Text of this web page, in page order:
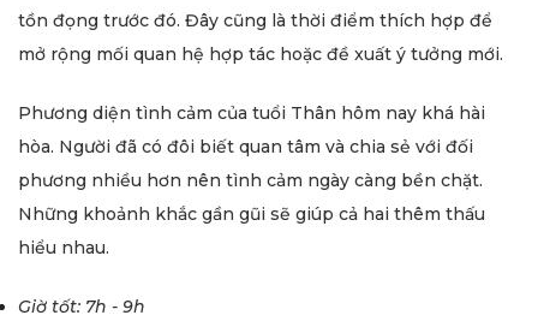
tồn đọng trước đó. Đây cũng là thời điểm thích hợp để
mở rộng mối quan hệ hợp tác hoặc đề xuất ý tưởng mới.
Phương diện tình cảm của tuổi Thân hôm nay khá hài
hòa. Người đã có đôi biết quan tâm và chia sẻ với đối
phương nhiều hơn nên tình cảm ngày càng bền chặt.
Những khoảnh khắc gần gũi sẽ giúp cả hai thêm thấu
hiểu nhau.
Giờ tốt: 7h - 9h